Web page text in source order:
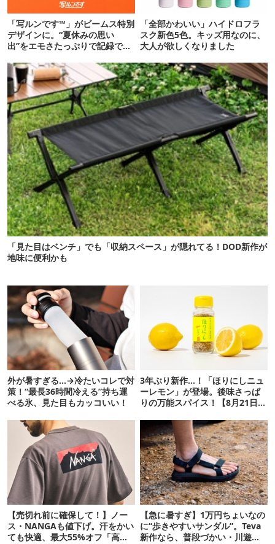
「写ルンです™」がビームス特別
デザインに。“夏休みの思い
出”をエモさたっぷりで記録でき
「全部かわいい」ハイドロフラ
スク新色5色。キッズ用なのに、
大人が欲しくなりました
「見た目はベンチ」でも「収納スペース」が隠れてる！DOD新作が
地味に便利かも
外が暑すぎる…→冷たいコレで対
策！“最長36時間冷える”持ち運
べる氷、見た目もカッコいい！
3年ぶり新作…！「ほりにしニュ
ーレモン」が登場。後味さっぱ
りの万能スパイス！【8月21日発
【売切れ前に確保して！】ノー
ス・NANGAも値下げ。汗をかい
ても快適、最大55%オフ「高機
【急に暑すぎ】1万円ちょいなの
に“歩きやすいサンダル”。Teva
新作なら、普段づかい・川遊